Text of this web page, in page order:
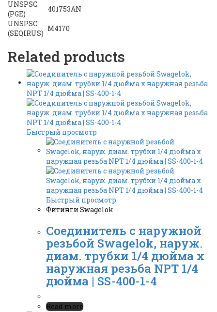
UNSPSC
(PGE)
401753AN
UNSPSC
(SEQIRUS)
M4170
Related products
Быстрый просмотр
Быстрый просмотр
Фитинги Swagelok
Cоединитель с наружной
резьбой Swagelok, наруж.
диам. трубки 1/4 дюйма x
наружная резьба NPT 1/4
дюйма | SS-400-1-4
Read more